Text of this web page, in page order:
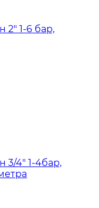
2" 1-6 бар,
3/4" 1-4бар,